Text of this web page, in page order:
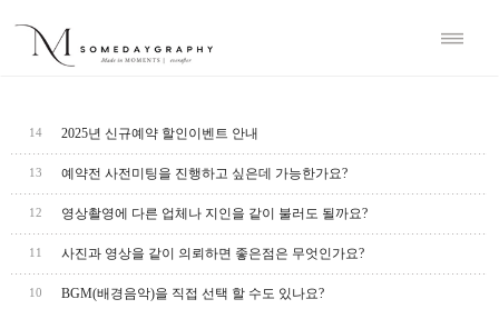
14 2025년 신규예약 할인이벤트 안내
13 예약전 사전미팅을 진행하고 싶은데 가능한가요?
12 영상촬영에 다른 업체나 지인을 같이 불러도 될까요?
11 사진과 영상을 같이 의뢰하면 좋은점은 무엇인가요?
10 BGM(배경음악)을 직접 선택 할 수도 있나요?